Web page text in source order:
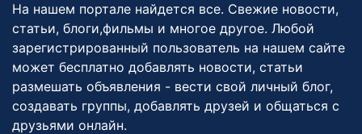
На нашем портале найдется все. Свежие новости,
статьи, блоги,фильмы и многое другое. Любой
зарегистрированный пользователь на нашем сайте
может бесплатно добавлять новости, статьи
размешать объявления - вести свой личный блог,
создавать группы, добавлять друзей и общаться с
друзьями онлайн.